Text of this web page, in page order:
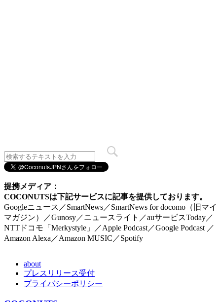
提携メディア：
COCONUTSは下記サービスに記事を提供しております。
Googleニュース／SmartNews／SmartNews for docomo（旧マイ
マガジン）／Gunosy／ニュースライト／auサービスToday／
NTTドコモ「Merkystyle」／Apple Podcast／Google Podcast ／
Amazon Alexa／Amazon MUSIC／Spotify
about
プレスリリース受付
プライバシーポリシー